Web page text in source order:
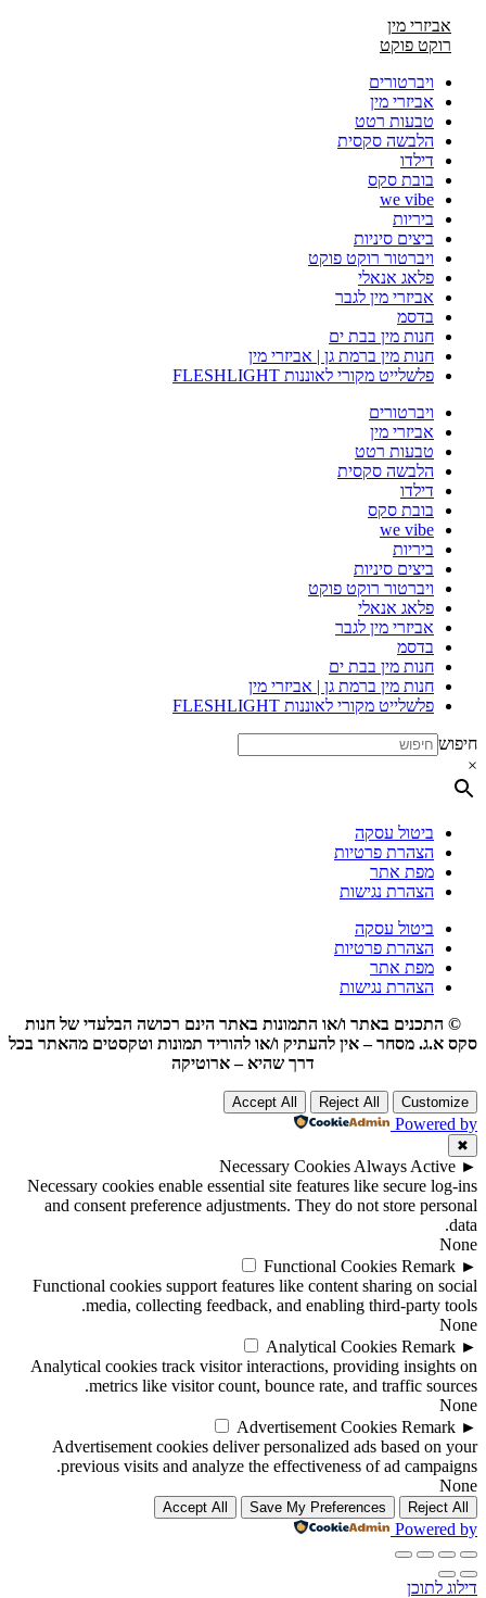
אביזרי מין
רוקט פוקט
ויברטורים
אביזרי מין
טבעות רטט
הלבשה סקסית
דילדו
בובת סקס
we vibe
ביריות
ביצים סיניות
ויברטור רוקט פוקט
פלאג אנאלי
אביזרי מין לגבר
בדסמ
חנות מין בבת ים
חנות מין ברמת גן | אביזרי מין
פלשלייט מקורי לאוננות FLESHLIGHT
ויברטורים
אביזרי מין
טבעות רטט
הלבשה סקסית
דילדו
בובת סקס
we vibe
ביריות
ביצים סיניות
ויברטור רוקט פוקט
פלאג אנאלי
אביזרי מין לגבר
בדסמ
חנות מין בבת ים
חנות מין ברמת גן | אביזרי מין
פלשלייט מקורי לאוננות FLESHLIGHT
חיפוש
×
ביטול עסקה
הצהרת פרטיות
מפת אתר
הצהרת נגישות
ביטול עסקה
הצהרת פרטיות
מפת אתר
הצהרת נגישות
© התכנים באתר ו/או התמונות באתר הינם רכושה הבלעדי של חנות
סקס א.ג. מסחר – אין להעתיק ו/או להוריד תמונות וטקסטים מהאתר בכל
דרך שהיא – ארוטיקה
Customize
Reject All
Accept All
Powered by
✖
►
Necessary Cookies Always Active
Necessary cookies enable essential site features like secure log-ins
and consent preference adjustments. They do not store personal
data.
None
►
Functional Cookies Remark
Functional cookies support features like content sharing on social
media, collecting feedback, and enabling third-party tools.
None
►
Analytical Cookies Remark
Analytical cookies track visitor interactions, providing insights on
metrics like visitor count, bounce rate, and traffic sources.
None
►
Advertisement Cookies Remark
Advertisement cookies deliver personalized ads based on your
previous visits and analyze the effectiveness of ad campaigns.
None
Reject All
Save My Preferences
Accept All
Powered by
דילוג לתוכן